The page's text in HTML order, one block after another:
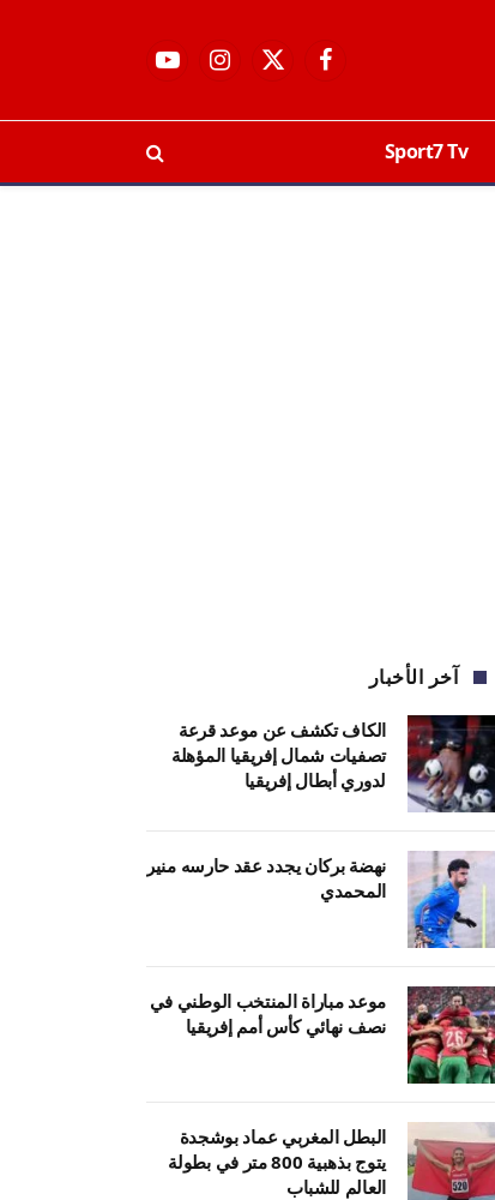
فيسبوكX
الانستغراميوتيوب
Sport7 Tv
آخر الأخبار
الكاف تكشف عن موعد قرعة
تصفيات شمال إفريقيا المؤهلة
لدوري أبطال إفريقيا
نهضة بركان يجدد عقد حارسه منير
المحمدي
موعد مباراة المنتخب الوطني في
نصف نهائي كأس أمم إفريقيا
البطل المغربي عماد بوشجدة
يتوج بذهبية 800 متر في بطولة
العالم للشباب